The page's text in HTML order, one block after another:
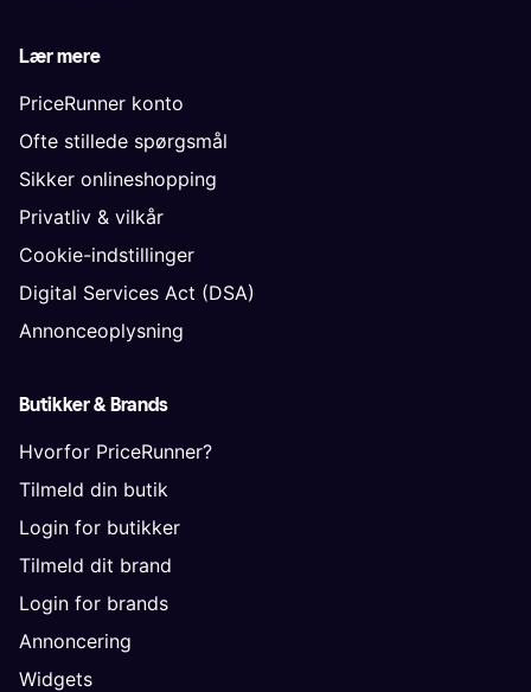
Lær mere
PriceRunner konto
Ofte stillede spørgsmål
Sikker onlineshopping
Privatliv & vilkår
Cookie-indstillinger
Digital Services Act (DSA)
Annonceoplysning
Butikker & Brands
Hvorfor PriceRunner?
Tilmeld din butik
Login for butikker
Tilmeld dit brand
Login for brands
Annoncering
Widgets